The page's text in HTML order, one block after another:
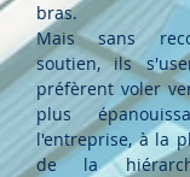
bras.
Mais sans
soutien, ils
préfèrent voler
plus
l'entreprise, à la
de la